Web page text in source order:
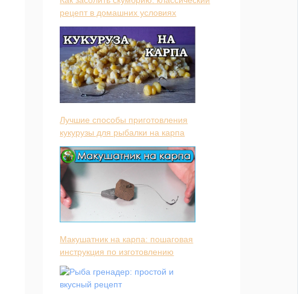
рецепт в домашних условиях
Лучшие способы приготовления
кукурузы для рыбалки на карпа
Макушатник на карпа: пошаговая
инструкция по изготовлению